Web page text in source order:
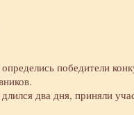
победители
два дня, приняли